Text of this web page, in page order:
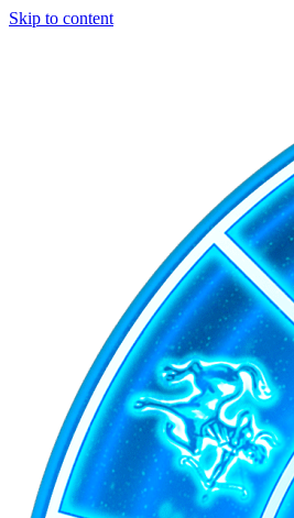
Skip to content